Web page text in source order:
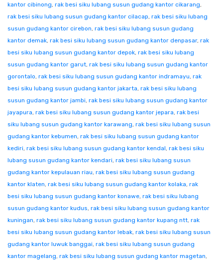
kantor cibinong, rak besi siku lubang susun gudang kantor cikarang,
rak besi siku lubang susun gudang kantor cilacap, rak besi siku lubang
susun gudang kantor cirebon, rak besi siku lubang susun gudang
kantor demak, rak besi siku lubang susun gudang kantor denpasar, rak
besi siku lubang susun gudang kantor depok, rak besi siku lubang
susun gudang kantor garut, rak besi siku lubang susun gudang kantor
gorontalo, rak besi siku lubang susun gudang kantor indramayu, rak
besi siku lubang susun gudang kantor jakarta, rak besi siku lubang
susun gudang kantor jambi, rak besi siku lubang susun gudang kantor
jayapura, rak besi siku lubang susun gudang kantor jepara, rak besi
siku lubang susun gudang kantor karawang, rak besi siku lubang susun
gudang kantor kebumen, rak besi siku lubang susun gudang kantor
kediri, rak besi siku lubang susun gudang kantor kendal, rak besi siku
lubang susun gudang kantor kendari, rak besi siku lubang susun
gudang kantor kepulauan riau, rak besi siku lubang susun gudang
kantor klaten, rak besi siku lubang susun gudang kantor kolaka, rak
besi siku lubang susun gudang kantor konawe, rak besi siku lubang
susun gudang kantor kudus, rak besi siku lubang susun gudang kantor
kuningan, rak besi siku lubang susun gudang kantor kupang ntt, rak
besi siku lubang susun gudang kantor lebak, rak besi siku lubang susun
gudang kantor luwuk banggai, rak besi siku lubang susun gudang
kantor magelang, rak besi siku lubang susun gudang kantor magetan,